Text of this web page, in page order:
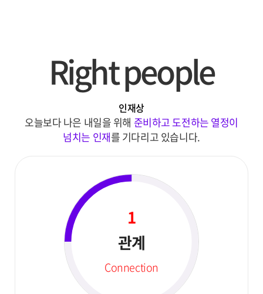
Right people
인재상
오늘보다 나은 내일을 위해 준비하고 도전하는 열정이
넘치는 인재를 기다리고 있습니다.
1
관계
Connection